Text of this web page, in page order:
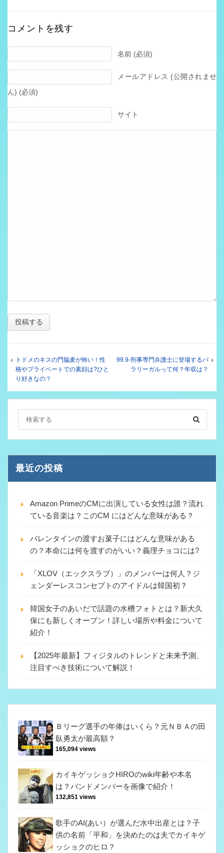
コメントを残す
名前 (必須)
メールアドレス (公開されませ
ん) (必須)
サイト
トドメのキスの門脇麦が怖い！性
格やプライベートでの素顔は?ひと
り好きなの？
99.9-刑事専門弁護士に登場するパ
ラリーガルって何？年収は？
最近の投稿
Amazon PrimeのCMに出演している女性は誰？流れ
ている音楽は？このCM にはどんな意味がある？
バレンタインの渡すお菓子にはどんな意味がある
の？本命には何を渡すのがいい？義理チョコには?
「XLOV（エックスラブ）」のメンバーは何人？ジ
ェンダーレスコンセプトのアイドルは韓国初？
韓国女子のあいだで話題の水槽フォトとは？新大久
保にも新しくオープン！詳しい場所や料金について
紹介！
【2025年最新】フィジタルのトレンドと未来予測、
注目すべき技術について解説！
Ｂリーグ選手の年俸はいくら？元ＮＢＡの田
臥勇太が最高額？
165,094 views
カイキゲッショクHIROのwiki年齢や本名
は？バンドメンバーを画像で紹介！
132,851 views
歌手のAI(あい）が選んだ水中出産とは？子
供の名前「平和」を決めたのは夫でカイキゲ
ッショクのヒロ？